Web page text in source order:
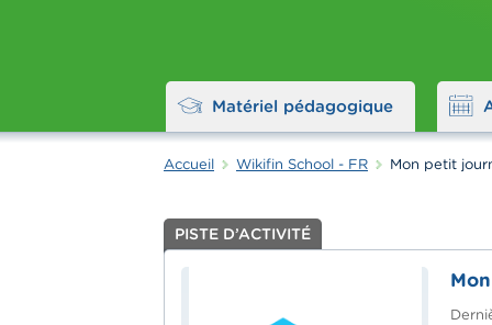
Matériel pédagogique
Accueil Wikifin School - FR Mon petit
PISTE D’ACTIVITÉ